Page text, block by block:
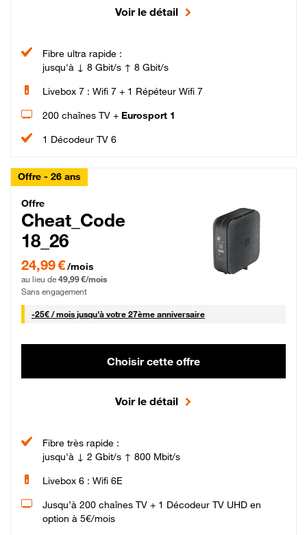
Voir le détail
Fibre ultra rapide :
jusqu'à ↓ 8 Gbit/s ↑ 8 Gbit/s
Livebox 7 : Wifi 7 + 1 Répéteur Wifi 7
200 chaînes TV + Eurosport 1
1 Décodeur TV 6
Offre - 26 ans
Cheat_Code Fibre_18_26
Offre
Cheat_Code
18_26
24,99 € par mois pendant 0 mois puis 49,99 € par mois, Sans engagement
24,99 €/mois
au lieu de 49,99 €/mois
Sans engagement
-25€ / mois25 € par mois
jusqu'à votre 27ème anniversaire
Choisir cette offre
Voir le détail
Fibre très rapide :
jusqu'à ↓ 2 Gbit/s ↑ 800 Mbit/s
Livebox 6 : Wifi 6E
Jusqu’à 200 chaînes TV + 1 Décodeur TV UHD en
option à 5€/mois